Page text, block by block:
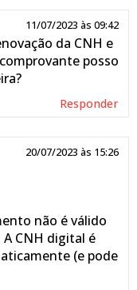
31/01/2024 às
22:29
esclarecimento.
11/07/2023 às 09:42
da CNH e
posso
Responder
20/07/2023 às 15:26
não é válido
CNH digital é
(e pode